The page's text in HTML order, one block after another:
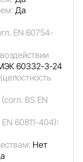
Да
EN 60754-
60332-3-24
BS EN
60811-404):
Нет